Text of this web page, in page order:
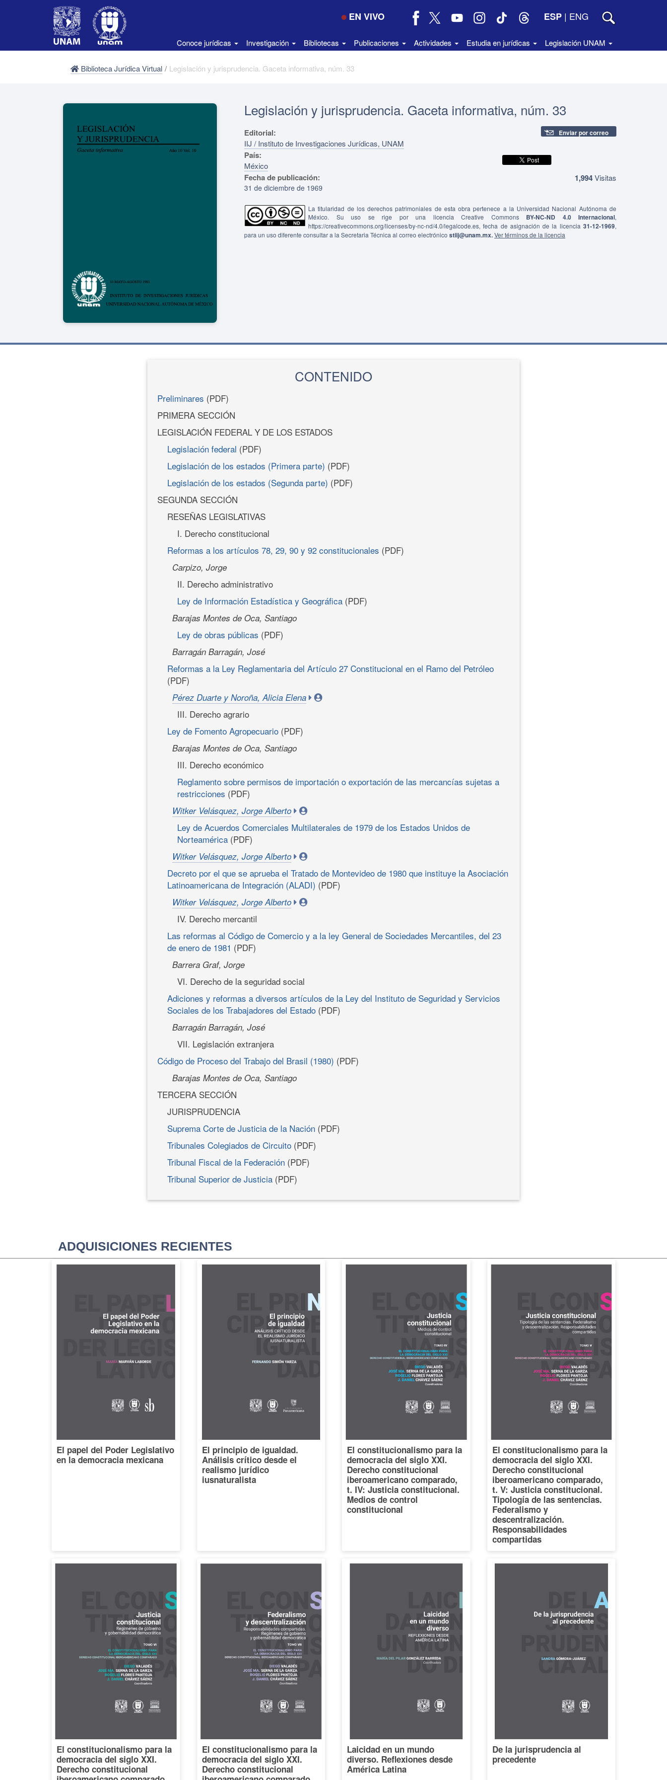
EN VIVO ESP | ENG
Conoce jurídicas Investigación Bibliotecas Publicaciones Actividades Estudia en jurídicas Legislación UNAM
Biblioteca Jurídica Virtual / Legislación y jurisprudencia. Gaceta informativa, núm. 33
Legislación y jurisprudencia. Gaceta informativa, núm. 33
Editorial:
IIJ / Instituto de Investigaciones Jurídicas, UNAM
País:
México
Fecha de publicación:
31 de diciembre de 1969
Enviar por correo
1,994Visitas
La titularidad de los derechos patrimoniales de esta obra pertenece a la Universidad Nacional Autónoma de
México. Su uso se rige por una licencia Creative Commons BY-NC-ND 4.0 Internacional,
https://creativecommons.org/licenses/by-nc-nd/4.0/legalcode.es, fecha de asignación de la licencia 31-12-1969,
para un uso diferente consultar a la Secretaria Técnica al correo electrónico stiij@unam.mx.Ver términos de la licencia
CONTENIDO
Preliminares (PDF)
PRIMERA SECCIÓN
LEGISLACIÓN FEDERAL Y DE LOS ESTADOS
Legislación federal (PDF)
Legislación de los estados (Primera parte) (PDF)
Legislación de los estados (Segunda parte) (PDF)
SEGUNDA SECCIÓN
RESEÑAS LEGISLATIVAS
I. Derecho constitucional
Reformas a los artículos 78, 29, 90 y 92 constitucionales (PDF)
Carpizo, Jorge
II. Derecho administrativo
Ley de Información Estadística y Geográfica (PDF)
Barajas Montes de Oca, Santiago
Ley de obras públicas (PDF)
Barragán Barragán, José
Reformas a la Ley Reglamentaria del Artículo 27 Constitucional en el Ramo del Petróleo
(PDF)
Pérez Duarte y Noroña, Alicia Elena
III. Derecho agrario
Ley de Fomento Agropecuario (PDF)
Barajas Montes de Oca, Santiago
III. Derecho económico
Reglamento sobre permisos de importación o exportación de las mercancías sujetas a
restricciones (PDF)
Witker Velásquez, Jorge Alberto
Ley de Acuerdos Comerciales Multilaterales de 1979 de los Estados Unidos de
Norteamérica (PDF)
Witker Velásquez, Jorge Alberto
Decreto por el que se aprueba el Tratado de Montevideo de 1980 que instituye la Asociación
Latinoamericana de Integración (ALADI) (PDF)
Witker Velásquez, Jorge Alberto
IV. Derecho mercantil
Las reformas al Código de Comercio y a la ley General de Sociedades Mercantiles, del 23
de enero de 1981 (PDF)
Barrera Graf, Jorge
VI. Derecho de la seguridad social
Adiciones y reformas a diversos artículos de la Ley del Instituto de Seguridad y Servicios
Sociales de los Trabajadores del Estado (PDF)
Barragán Barragán, José
VII. Legislación extranjera
Código de Proceso del Trabajo del Brasil (1980) (PDF)
Barajas Montes de Oca, Santiago
TERCERA SECCIÓN
JURISPRUDENCIA
Suprema Corte de Justicia de la Nación (PDF)
Tribunales Colegiados de Circuito (PDF)
Tribunal Fiscal de la Federación (PDF)
Tribunal Superior de Justicia (PDF)
ADQUISICIONES RECIENTES
El papel del Poder Legislativo
en la democracia mexicana
El principio de igualdad.
Análisis crítico desde el
realismo jurídico
iusnaturalista
El constitucionalismo para la
democracia del siglo XXI.
Derecho constitucional
iberoamericano comparado,
t. IV: Justicia constitucional.
Medios de control
constitucional
El constitucionalismo para la
democracia del siglo XXI.
Derecho constitucional
iberoamericano comparado,
t. V: Justicia constitucional.
Tipología de las sentencias.
Federalismo y
descentralización.
Responsabilidades
compartidas
El constitucionalismo para la
democracia del siglo XXI.
Derecho constitucional
El constitucionalismo para la
democracia del siglo XXI.
Derecho constitucional
Laicidad en un mundo
diverso. Reflexiones desde
América Latina
De la jurisprudencia al
precedente